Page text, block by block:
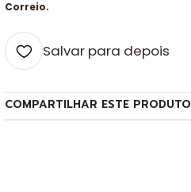
Correio.
Salvar para depois
COMPARTILHAR ESTE PRODUTO